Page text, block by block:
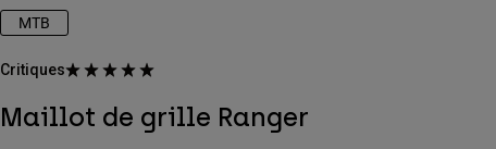
MTB
Critiques
Maillot de grille Ranger